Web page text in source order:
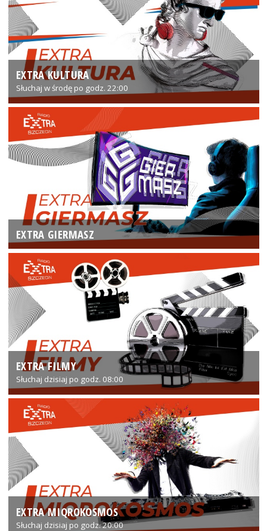
EXTRA KULTURA
Słuchaj w środę po godz. 22:00
EXTRA GIERMASZ
EXTRA FILMY
Słuchaj dzisiaj po godz. 08:00
EXTRA MIQROKOSMOS
Słuchaj dzisiaj po godz. 20:00